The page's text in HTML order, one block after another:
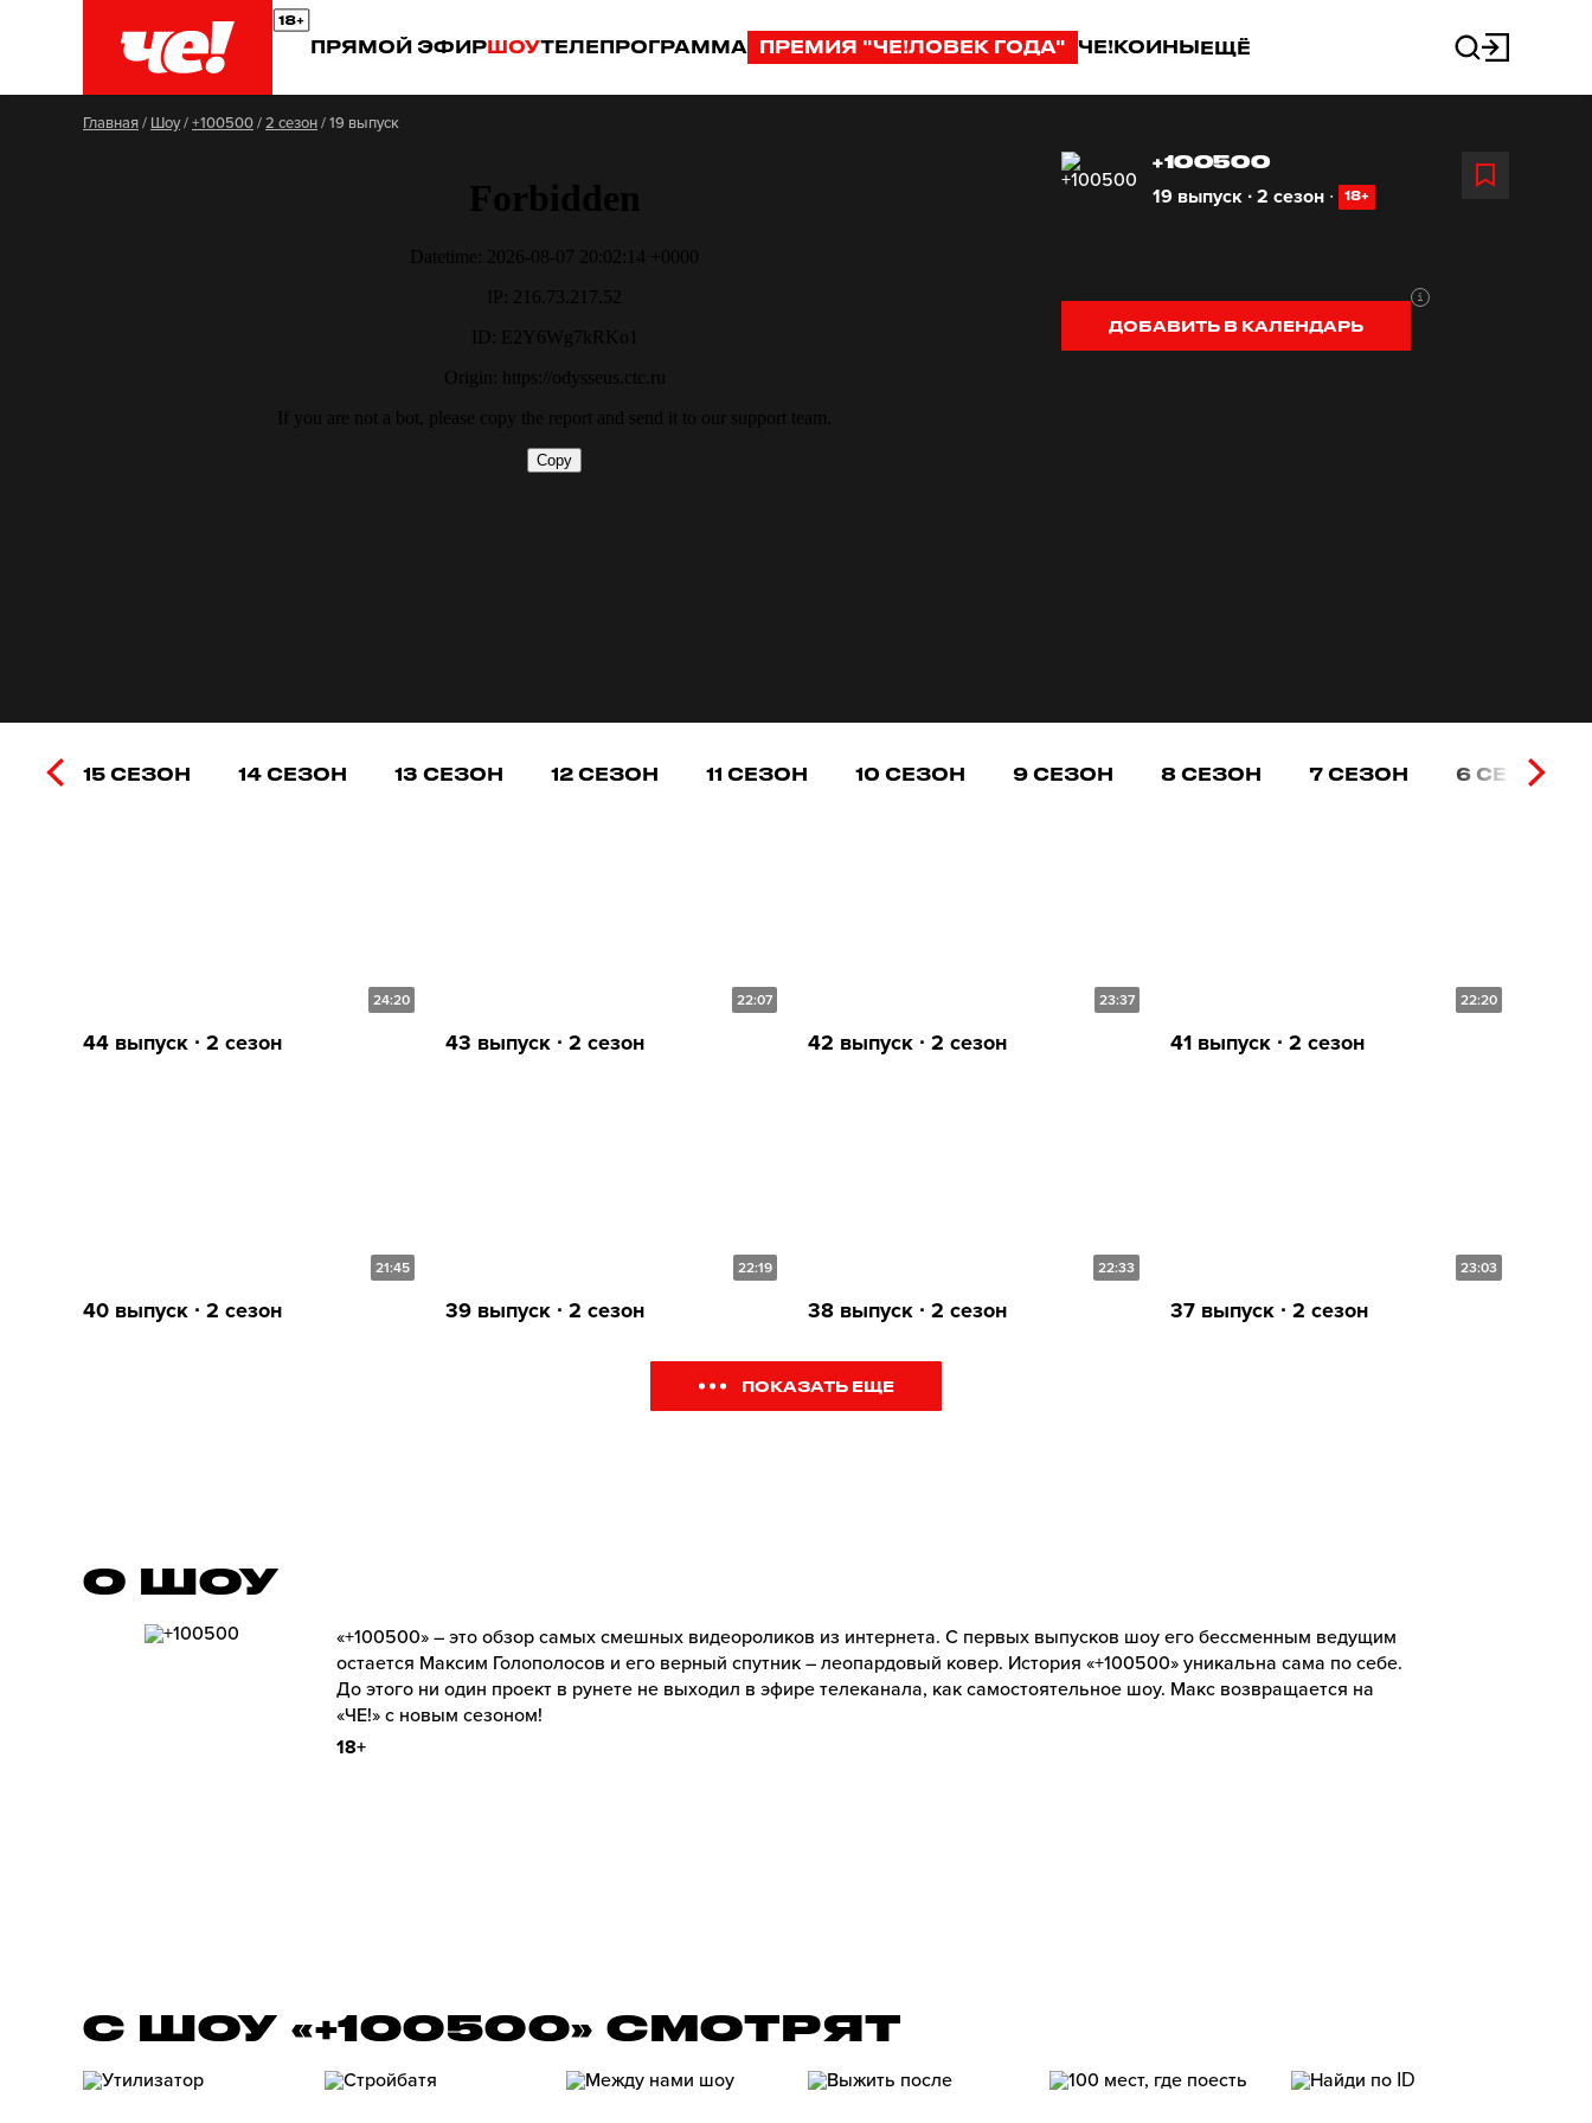
ПРЯМОЙ ЭФИРШОУТЕЛЕПРОГРАММА ПРЕМИЯ "ЧЕ!ЛОВЕК ГОДА" ЧЕ!КОИНЫЕЩЁ
Главная/ Шоу/+100500/2 сезон/19 выпуск
+100500
19 выпуск ∙ 2 сезон ∙ 18+
ДОБАВИТЬ В КАЛЕНДАРЬ
15 СЕЗОН 14 СЕЗОН 13 СЕЗОН 12 СЕЗОН 11 СЕЗОН 10 СЕЗОН 9 СЕЗОН 8 СЕЗОН 7 СЕЗОН 6 СЕЗОН
24:20
44 выпуск ∙ 2 сезон
22:07
43 выпуск ∙ 2 сезон
23:37
42 выпуск ∙ 2 сезон
22:20
41 выпуск ∙ 2 сезон
21:45
40 выпуск ∙ 2 сезон
22:19
39 выпуск ∙ 2 сезон
22:33
38 выпуск ∙ 2 сезон
23:03
37 выпуск ∙ 2 сезон
ПОКАЗАТЬ ЕЩЕ
О ШОУ
«+100500» – это обзор самых смешных видеороликов из интернета. С первых выпусков шоу его бессменным ведущим
остается Максим Голополосов и его верный спутник – леопардовый ковер. История «+100500» уникальна сама по себе.
До этого ни один проект в рунете не выходил в эфире телеканала, как самостоятельное шоу. Макс возвращается на
«ЧЕ!» с новым сезоном!
18+
С ШОУ «+100500» СМОТРЯТ